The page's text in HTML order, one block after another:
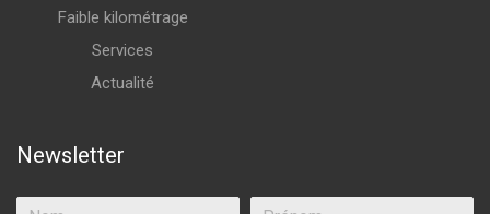
Faible kilométrage
Services
Actualité
Newsletter